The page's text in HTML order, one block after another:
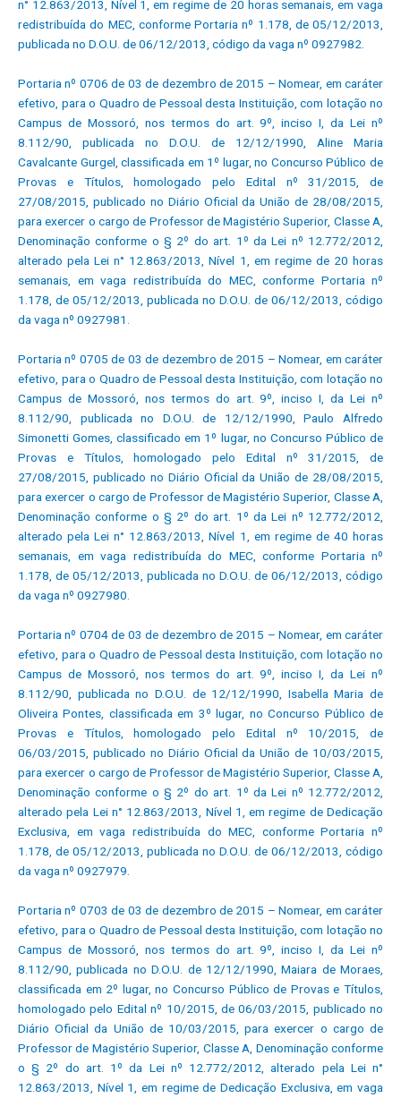
n° 12.863/2013, Nível 1, em regime de 20 horas semanais, em vaga
redistribuída do MEC, conforme Portaria nº 1.178, de 05/12/2013,
publicada no D.O.U. de 06/12/2013, código da vaga nº 0927982.
Portaria nº 0706 de 03 de dezembro de 2015 – Nomear, em caráter
efetivo, para o Quadro de Pessoal desta Instituição, com lotação no
Campus de Mossoró, nos termos do art. 9º, inciso I, da Lei nº
8.112/90, publicada no D.O.U. de 12/12/1990, Aline Maria
Cavalcante Gurgel, classificada em 1º lugar, no Concurso Público de
Provas e Títulos, homologado pelo Edital nº 31/2015, de
27/08/2015, publicado no Diário Oficial da União de 28/08/2015,
para exercer o cargo de Professor de Magistério Superior, Classe A,
Denominação conforme o § 2º do art. 1º da Lei nº 12.772/2012,
alterado pela Lei n° 12.863/2013, Nível 1, em regime de 20 horas
semanais, em vaga redistribuída do MEC, conforme Portaria nº
1.178, de 05/12/2013, publicada no D.O.U. de 06/12/2013, código
da vaga nº 0927981.
Portaria nº 0705 de 03 de dezembro de 2015 – Nomear, em caráter
efetivo, para o Quadro de Pessoal desta Instituição, com lotação no
Campus de Mossoró, nos termos do art. 9º, inciso I, da Lei nº
8.112/90, publicada no D.O.U. de 12/12/1990, Paulo Alfredo
Simonetti Gomes, classificado em 1º lugar, no Concurso Público de
Provas e Títulos, homologado pelo Edital nº 31/2015, de
27/08/2015, publicado no Diário Oficial da União de 28/08/2015,
para exercer o cargo de Professor de Magistério Superior, Classe A,
Denominação conforme o § 2º do art. 1º da Lei nº 12.772/2012,
alterado pela Lei n° 12.863/2013, Nível 1, em regime de 40 horas
semanais, em vaga redistribuída do MEC, conforme Portaria nº
1.178, de 05/12/2013, publicada no D.O.U. de 06/12/2013, código
da vaga nº 0927980.
Portaria nº 0704 de 03 de dezembro de 2015 – Nomear, em caráter
efetivo, para o Quadro de Pessoal desta Instituição, com lotação no
Campus de Mossoró, nos termos do art. 9º, inciso I, da Lei nº
8.112/90, publicada no D.O.U. de 12/12/1990, Isabella Maria de
Oliveira Pontes, classificada em 3º lugar, no Concurso Público de
Provas e Títulos, homologado pelo Edital nº 10/2015, de
06/03/2015, publicado no Diário Oficial da União de 10/03/2015,
para exercer o cargo de Professor de Magistério Superior, Classe A,
Denominação conforme o § 2º do art. 1º da Lei nº 12.772/2012,
alterado pela Lei n° 12.863/2013, Nível 1, em regime de Dedicação
Exclusiva, em vaga redistribuída do MEC, conforme Portaria nº
1.178, de 05/12/2013, publicada no D.O.U. de 06/12/2013, código
da vaga nº 0927979.
Portaria nº 0703 de 03 de dezembro de 2015 – Nomear, em caráter
efetivo, para o Quadro de Pessoal desta Instituição, com lotação no
Campus de Mossoró, nos termos do art. 9º, inciso I, da Lei nº
8.112/90, publicada no D.O.U. de 12/12/1990, Maiara de Moraes,
classificada em 2º lugar, no Concurso Público de Provas e Títulos,
homologado pelo Edital nº 10/2015, de 06/03/2015, publicado no
Diário Oficial da União de 10/03/2015, para exercer o cargo de
Professor de Magistério Superior, Classe A, Denominação conforme
o § 2º do art. 1º da Lei nº 12.772/2012, alterado pela Lei n°
12.863/2013, Nível 1, em regime de Dedicação Exclusiva, em vaga